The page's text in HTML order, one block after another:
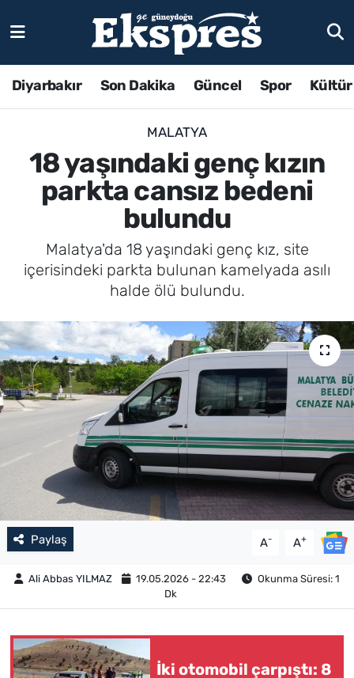
Diyarbakır Son Dakika Güncel Spor
MALATYA
18 yaşındaki genç kızın
parkta cansız bedeni
bulundu
Malatya'da 18 yaşındaki genç kız, site
içerisindeki parkta bulunan kamelyada asılı
halde ölü bulundu.
Paylaş A- A+
Ali Abbas YILMAZ 19.05.2026 - 22:43
Okunma Süresi: 1
Dk
İki otomobil çarpıştı: 8